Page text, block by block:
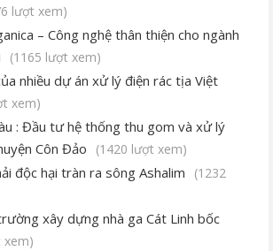
lượt xem)
– Công nghệ thân thiện cho ngành
(1165 lượt xem)
nhiều dự án xử lý điện rác tịa Việt
xem)
: Đầu tư hệ thống thu gom và xử lý
Côn Đảo
(1420 lượt xem)
độc hại tràn ra sông Ashalim
(1232
xây dựng nhà ga Cát Linh bốc
xem)